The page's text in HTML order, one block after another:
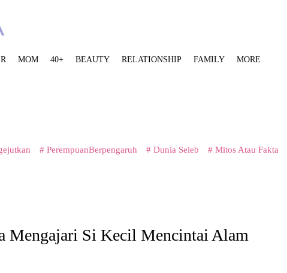
MOM 40+ BEAUTY RELATIONSHIP FAMILY MORE
# PerempuanBerpengaruh # Dunia Seleb # Mitos Atau Fakta
Mengajari Si Kecil Mencintai Alam